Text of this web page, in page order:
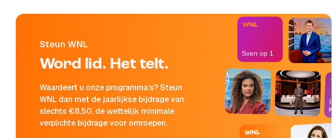
Steun WNL
Word lid. Het telt.
Waardeert u onze programma's? Steun
WNL dan met de jaarlijkse bijdrage van
slechts €8,50, de wettelijk minimale
verplichte bijdrage voor omroepen.
In
Sven op 1